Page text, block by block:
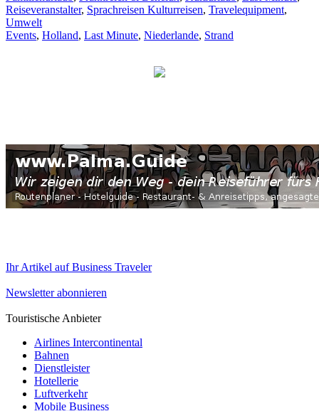
Reiseveranstalter, Sprachreisen Kulturreisen, Travelequipment,
Umwelt
Events, Holland, Last Minute, Niederlande, Strand
Ihr Artikel auf Business Traveler
Newsletter abonnieren
Touristische Anbieter
Airlines Intercontinental
Bahnen
Dienstleister
Hotellerie
Luftverkehr
Mobile Business